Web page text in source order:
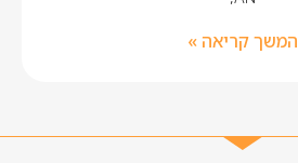
המשך קריאה »